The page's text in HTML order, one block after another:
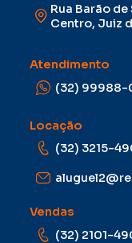
Rua Barão
Centro, Juiz
Atendimento
(32) 99988-
Locação
(32) 3215-
Vendas
(32) 2101-